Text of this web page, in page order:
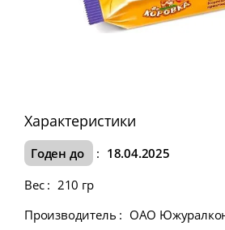
Характеристики
Годен до : 18.04.2025
Вес : 210 гр
Производитель : ОАО